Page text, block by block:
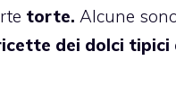
torte. Alcune
dei dolci tipici